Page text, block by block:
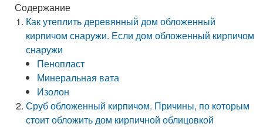
Содержание
Как утеплить деревянный дом обложенный
кирпичом снаружи. Если дом обложенный кирпичом
снаружи
Пенопласт
Минеральная вата
Изолон
Сруб обложенный кирпичом. Причины, по которым
стоит обложить дом кирпичной облицовкой